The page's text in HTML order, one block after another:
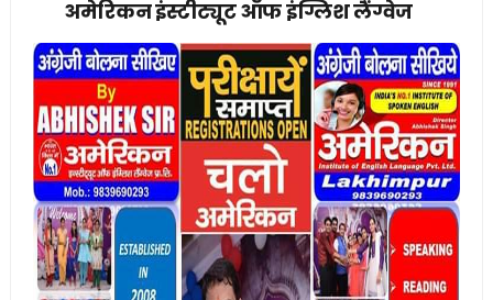
अमेरिकन इंस्टीट्यूट ऑफ इंग्लिश लैंग्वेज